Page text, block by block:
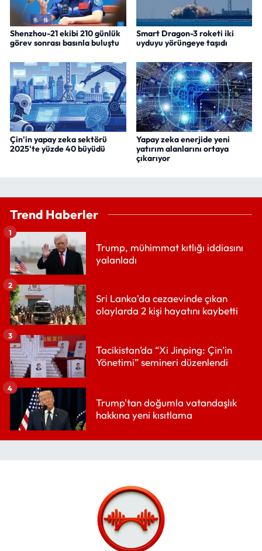
Shenzhou-21 ekibi 210 günlük
görev sonrası basınla buluştu
Smart Dragon-3 roketi iki
uyduyu yörüngeye taşıdı
Çin'in yapay zeka sektörü
2025'te yüzde 40 büyüdü
Yapay zeka enerjide yeni
yatırım alanlarını ortaya
çıkarıyor
Trend Haberler
Trump, mühimmat kıtlığı iddiasını
yalanladı
1
Sri Lanka'da cezaevinde çıkan
olaylarda 2 kişi hayatını kaybetti
2
Tacikistan’da “Xi Jinping: Çin’in
Yönetimi” semineri düzenlendi
3
Trump'tan doğumla vatandaşlık
hakkına yeni kısıtlama
4